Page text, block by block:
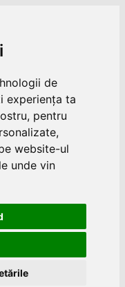
de
experiența ta
pentru
website-ul
unde vin